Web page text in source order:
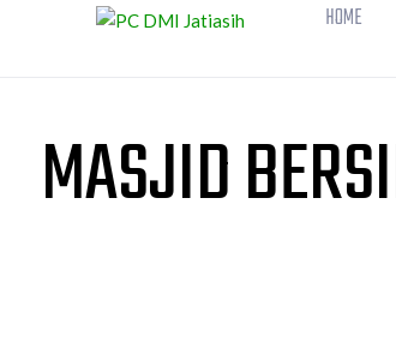
HOME
MASJID